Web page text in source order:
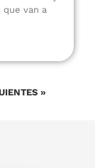
que van a
»